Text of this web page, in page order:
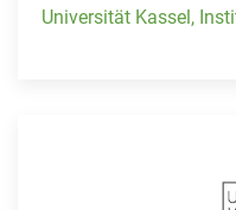
Universität Kassel,